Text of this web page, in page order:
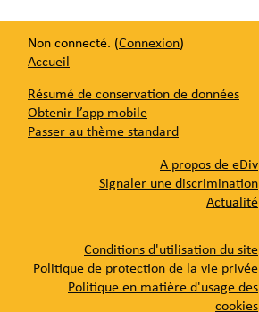
Non connecté. (Connexion)
Accueil
Résumé de conservation de données
Obtenir l’app mobile
Passer au thème standard
A propos de eDiv
Signaler une discrimination
Actualité
Conditions d'utilisation du site
Politique de protection de la vie privée
Politique en matière d'usage des
cookies